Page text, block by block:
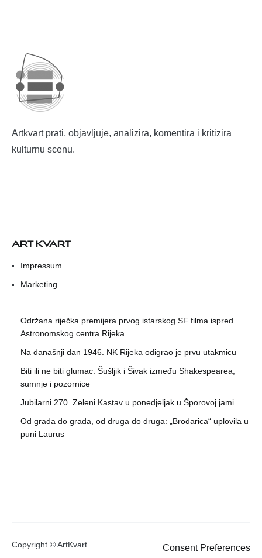
Artkvart prati, objavljuje, analizira, komentira i kritizira
kulturnu scenu.
ART KVART
Impressum
Marketing
Održana riječka premijera prvog istarskog SF filma ispred
Astronomskog centra Rijeka
Na današnji dan 1946. NK Rijeka odigrao je prvu utakmicu
Biti ili ne biti glumac: Šušljik i Šivak između Shakespearea,
sumnje i pozornice
Jubilarni 270. Zeleni Kastav u ponedjeljak u Šporovoj jami
Od grada do grada, od druga do druga: „Brodarica“ uplovila u
puni Laurus
Copyright © ArtKvart Consent Preferences